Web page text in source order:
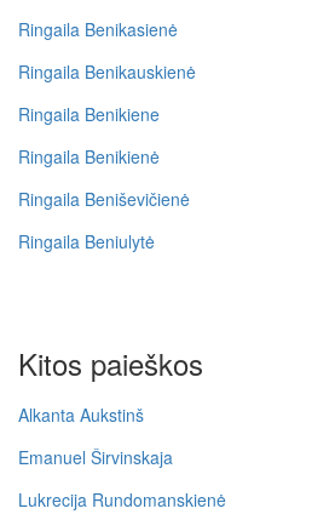
Ringaila Benikasienė
Ringaila Benikauskienė
Ringaila Benikiene
Ringaila Benikienė
Ringaila Beniševičienė
Ringaila Beniulytė
Kitos paieškos
Alkanta Aukstinš
Emanuel Širvinskaja
Lukrecija Rundomanskienė